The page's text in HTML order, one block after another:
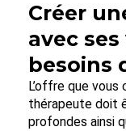
Créer
avec
besoins
L’offre que
thérapeute doit
profondes ainsi